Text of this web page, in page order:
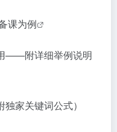
课为例
——附详细举例说明
家关键词公式）